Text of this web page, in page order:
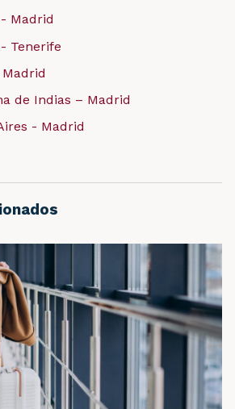
Madrid
Tenerife
de Indias – Madrid
- Madrid